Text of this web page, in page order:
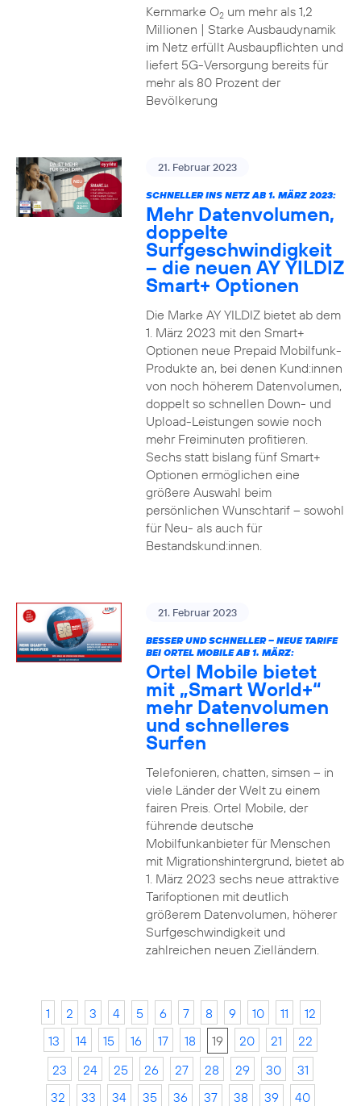
Kernmarke O2um mehr als 1,2
Millionen | Starke Ausbaudynamik
im Netz erfüllt Ausbaupflichten und
liefert 5G-Versorgung bereits für
mehr als 80 Prozent der
Bevölkerung
21. Februar 2023
SCHNELLER INS NETZ AB 1. MÄRZ 2023:
Mehr Datenvolumen,
doppelte
Surfgeschwindigkeit
– die neuen AY YILDIZ
Smart+ Optionen
Die Marke AY YILDIZ bietet ab dem
1. März 2023 mit den Smart+
Optionen neue Prepaid Mobilfunk-
Produkte an, bei denen Kund:innen
von noch höherem Datenvolumen,
doppelt so schnellen Down- und
Upload-Leistungen sowie noch
mehr Freiminuten profitieren.
Sechs statt bislang fünf Smart+
Optionen ermöglichen eine
größere Auswahl beim
persönlichen Wunschtarif – sowohl
für Neu- als auch für
Bestandskund:innen.
21. Februar 2023
BESSER UND SCHNELLER – NEUE TARIFE
BEI ORTEL MOBILE AB 1. MÄRZ:
Ortel Mobile bietet
mit „Smart World+“
mehr Datenvolumen
und schnelleres
Surfen
Telefonieren, chatten, simsen – in
viele Länder der Welt zu einem
fairen Preis. Ortel Mobile, der
führende deutsche
Mobilfunkanbieter für Menschen
mit Migrationshintergrund, bietet ab
1. März 2023 sechs neue attraktive
Tarifoptionen mit deutlich
größerem Datenvolumen, höherer
Surfgeschwindigkeit und
zahlreichen neuen Zielländern.
1 2 3 4 5 6 7 8 9 10 11
12
13
14 15 16 17 18 19 20 21
22
23
24 25 26 27 28 29 30
31
32
33 34 35 36 37 38 39
40